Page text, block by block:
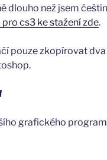
dlouho než jsem
cs3 ke stažení zde.
pouze zkopírovat
grafického